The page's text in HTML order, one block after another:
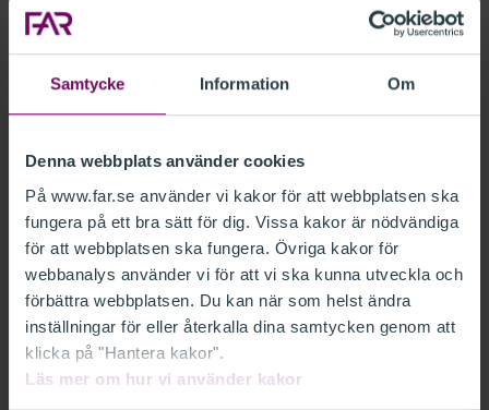
Samtycke Information Om
Denna webbplats använder cookies
På www.far.se använder vi kakor för att webbplatsen ska
fungera på ett bra sätt för dig. Vissa kakor är nödvändiga
för att webbplatsen ska fungera. Övriga kakor för
webbanalys använder vi för att vi ska kunna utveckla och
förbättra webbplatsen. Du kan när som helst ändra
inställningar för eller återkalla dina samtycken genom att
klicka på "Hantera kakor".
Läs mer om hur vi använder kakor
som inleds efter den 31 maj 2024. Företagen ska
offentliggöra inkomstskatterapporten senast tolv
månader efter balansdagen.
räkenskapsåret och lämnas året därefter i
revisionsberättelsen.
FAR välkomnar synpunkter
FAR:s grupp Normgivning revision har tagit fram RevR
21 för att ge ytterligare vägledning kring revisorns
uttalande. Förslaget skickas nu på remiss till FAR:s
medlemmar.